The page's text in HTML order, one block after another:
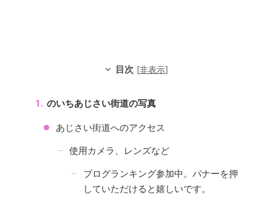
目次 [非表示]
のいちあじさい街道の写真
あじさい街道へのアクセス
使用カメラ、レンズなど
ブログランキング参加中。バナーを押
していただけると嬉しいです。